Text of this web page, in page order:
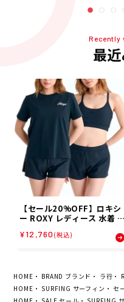
Recently
最
【セール20%OFF】ロキシ
ー ROXY レディース 水着 R
シュT付き ビキニ セット R
¥12,760 (税込)
HOME BRAND ブランド ラ行
HOME
SURFING サーフィン セ